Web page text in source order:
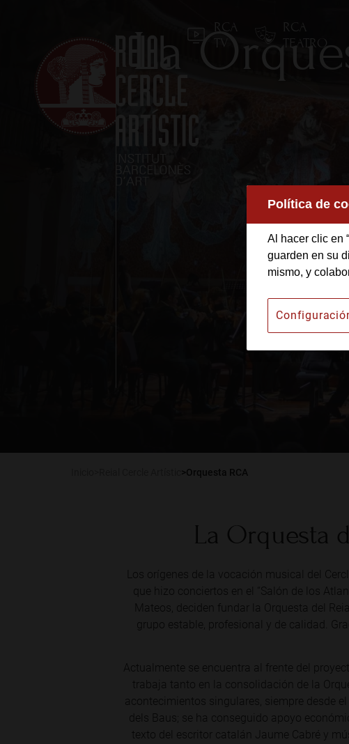
RCA
TV
RCA
TEATRO
Reial Cercle Artístic
Programas y Actividades
Instituto Barcelonés de
Actualidad
La
Orquesta RCA
La Orquesta
Los orígenes de la vocación musical del
que hizo conciertos en el “Salón de los
Mateos, deciden fundar la Orquesta del
grupo estable, profesional y de calidad.
Actualmente se encuentra al frente del
trabaja tanto en la consolidación de la
acontecimientos singulares, siempre desde
dels Baus; se ha conseguido apoyo
texto del escritor catalán Jaume Cabré y
Política de
Al hacer clic en
guarden en su
mismo, y